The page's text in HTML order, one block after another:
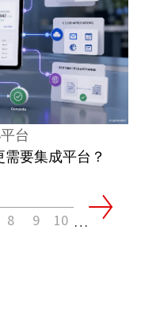
台
要集成平台？
8 9 10 …